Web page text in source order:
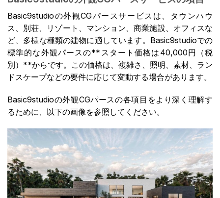
Basic9studioの外観CGパースサービスは、タウンハウ
ス、別荘、リゾート、マンション、商業施設、オフィスな
ど、多様な種類の建物に適しています。Basic9studioでの
標準的な外観パースの**スタート価格は40,000円（税
別）**からです。この価格は、複雑さ、照明、素材、ラン
ドスケープなどの要件に応じて変動する場合があります。
Basic9studioの外観CGパースの各項目をより深く理解す
るために、以下の画像を参照してください。